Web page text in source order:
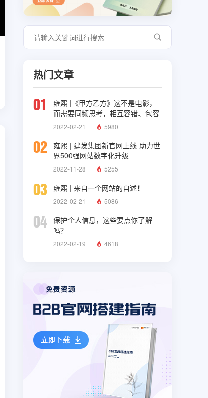
热门文章
01
雍熙 |《甲方乙方》这不是电影，
而需要同频思考，相互容错、包容
与理解
2022-02-21 5980
02 雍熙 | 建发集团新官网上线 助力世
界500强网站数字化升级
2022-11-28 5255
03 雍熙 | 来自一个网站的自述！
2022-02-21 5086
04
保护个人信息，这些要点你了解
吗？
2022-02-19 4618